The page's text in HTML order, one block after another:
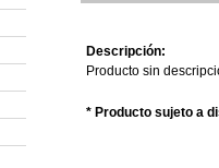
Descripción:
Producto sin
* Producto sujeto a